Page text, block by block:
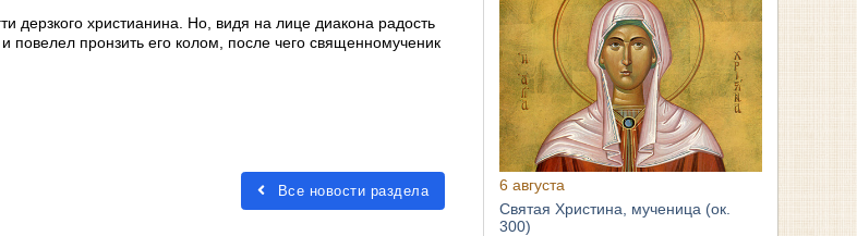
дерзкого христианина. Но, видя на лице диакона радость
пронзить его колом, после чего священномученик
Все новости раздела
6 августа
Святая Христина, мученица (ок.
300)